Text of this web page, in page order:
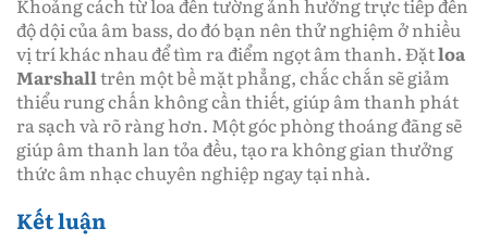
Khoảng cách từ loa đến tường ảnh hưởng trực tiếp đến
độ dội của âm bass, do đó bạn nên thử nghiệm ở nhiều
vị trí khác nhau để tìm ra điểm ngọt âm thanh. Đặtloa
Marshalltrên một bề mặt phẳng, chắc chắn sẽ giảm
thiểu rung chấn không cần thiết, giúp âm thanh phát
ra sạch và rõ ràng hơn. Một góc phòng thoáng đãng sẽ
giúp âm thanh lan tỏa đều, tạo ra không gian thưởng
thức âm nhạc chuyên nghiệp ngay tại nhà.
Kết luận